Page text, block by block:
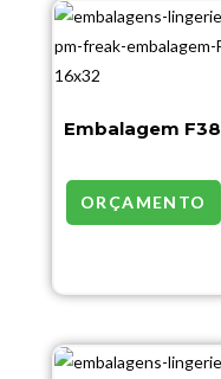
Embalagem F38
ORÇAMENTO